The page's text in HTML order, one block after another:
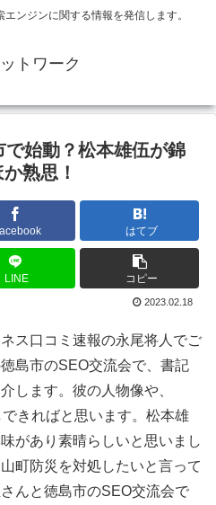
ンジンに関する情報を発信します。
トワーク
始動？松本雄伍が錦
熟思！
はてブ
LINE コピー
2023.02.18
ス口コミ速報の永尾将人でご
島市のSEO交流会で、書記
します。彼の人物像や、
きればと思います。松本雄
があり素晴らしいと思いまし
町防災を対処したいと言って
んと徳島市のSEO交流会で